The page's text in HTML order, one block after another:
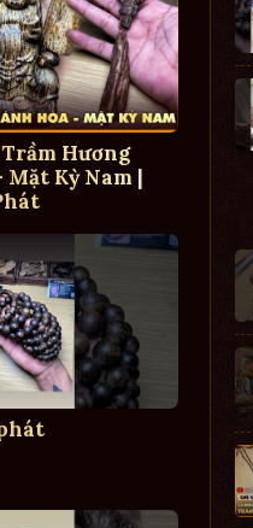
Hương
Mặt Kỳ Nam |